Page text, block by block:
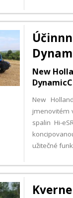
New
New
jmenovitém
spalin Hi-
užitečné